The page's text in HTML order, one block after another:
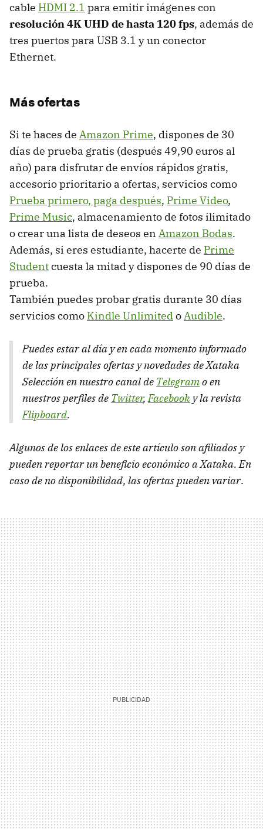
cable HDMI 2.1 para emitir imágenes con
resolución 4K UHD de hasta 120 fps, además de
tres puertos para USB 3.1 y un conector
Ethernet.
Más ofertas
Si te haces de Amazon Prime, dispones de 30
días de prueba gratis (después 49,90 euros al
año) para disfrutar de envíos rápidos gratis,
accesorio prioritario a ofertas, servicios como
Prueba primero, paga después, Prime Video,
Prime Music, almacenamiento de fotos ilimitado
o crear una lista de deseos en Amazon Bodas.
Además, si eres estudiante, hacerte de Prime
Studentcuesta la mitad y dispones de 90 días de
prueba.
También puedes probar gratis durante 30 días
servicios como Kindle UnlimitedoAudible.
Puedes estar al día y en cada momento informado
de las principales ofertas y novedades de Xataka
Selección en nuestro canal de Telegramo en
nuestros perfiles de Twitter,Facebook y la revista
Flipboard.
Algunos de los enlaces de este artículo son afiliados y
pueden reportar un beneficio económico a Xataka. En
caso de no disponibilidad, las ofertas pueden variar.